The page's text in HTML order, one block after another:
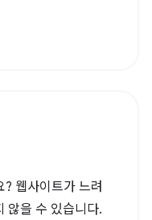
웹사이트가 느려
않을 수 있습니다.